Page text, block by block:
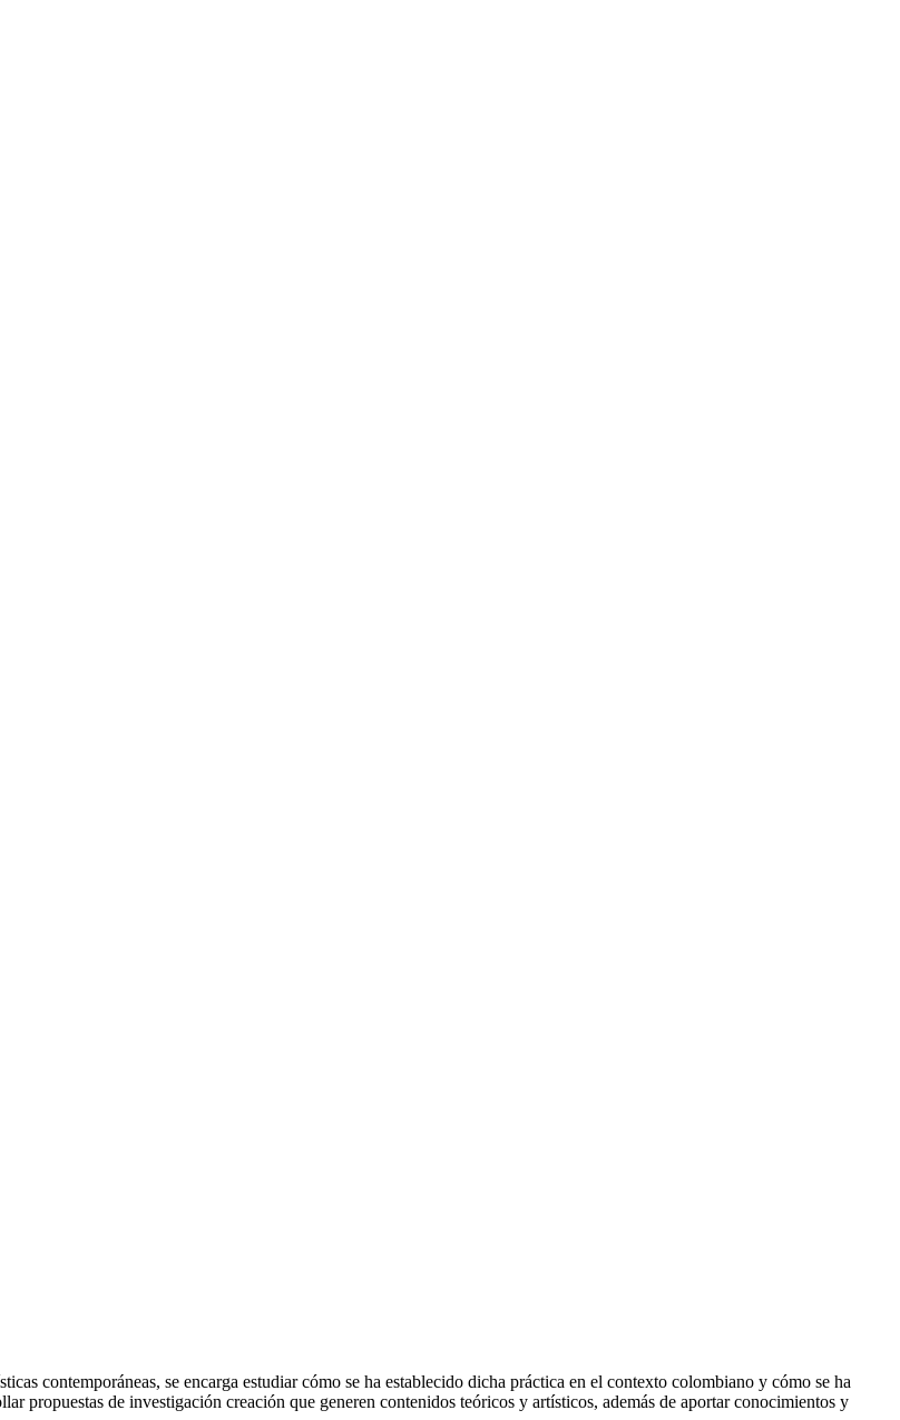
contemporáneas, se encarga estudiar cómo se ha establecido dicha práctica en el contexto colombiano y cómo se ha
propuestas de investigación creación que generen contenidos teóricos y artísticos, además de aportar conocimientos y